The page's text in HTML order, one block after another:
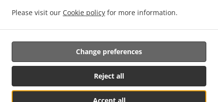
Please visit our Cookie policy for more information.
Reject all
Change preferences
ไทยบริการส่งอาหาร Terryville . สลัด บริการส่ง .
delivery
Supported by:
DEEMENU Power By INET GROUP